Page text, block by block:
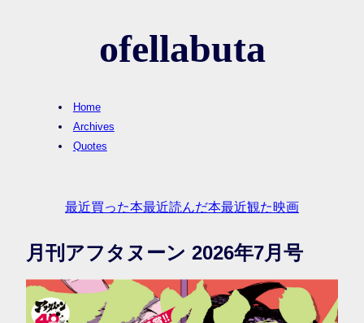
ofellabuta
Home
Archives
Quotes
最近買った本最近読んだ本最近観た映画
月刊アフタヌーン 2026年7月号